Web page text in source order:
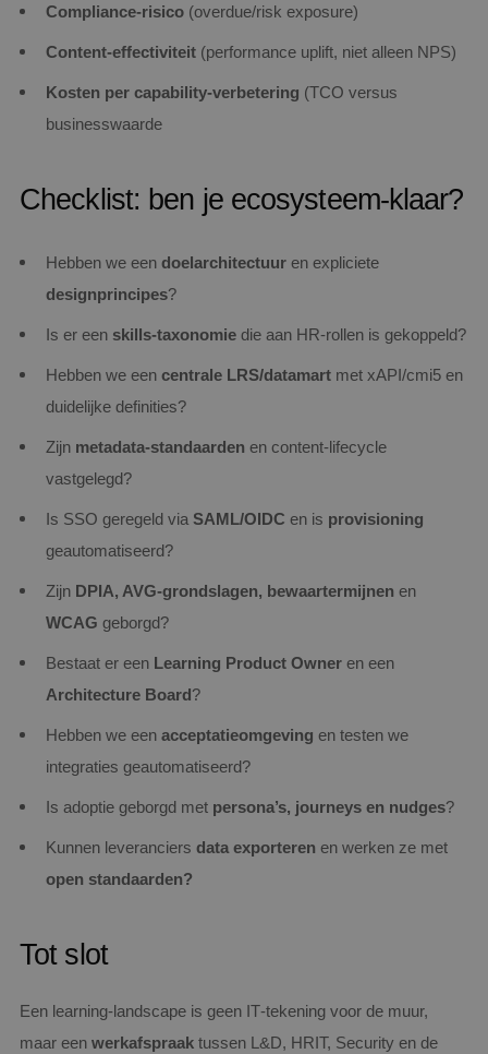
Compliance‑risico (overdue/risk exposure)
Content‑effectiviteit (performance uplift, niet alleen NPS)
Kosten per capability‑verbetering (TCO versus
businesswaarde
Checklist: ben je ecosysteem‑klaar?
Hebben we een doelarchitectuur en expliciete
designprincipes?
Is er een skills‑taxonomie die aan HR‑rollen is gekoppeld?
Hebben we een centrale LRS/datamart met xAPI/cmi5 en
duidelijke definities?
Zijn metadata‑standaarden en content‑lifecycle
vastgelegd?
Is SSO geregeld via SAML/OIDC en is provisioning
geautomatiseerd?
Zijn DPIA, AVG‑grondslagen, bewaartermijnen en
WCAG geborgd?
Bestaat er een Learning Product Owner en een
Architecture Board?
Hebben we een acceptatieomgeving en testen we
integraties geautomatiseerd?
Is adoptie geborgd met persona’s, journeys en nudges?
Kunnen leveranciers data exporteren en werken ze met
open standaarden?
Tot slot
Een learning‑landscape is geen IT‑tekening voor de muur,
maar een werkafspraak tussen L&D, HRIT, Security en de